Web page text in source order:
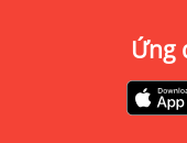
Ứng